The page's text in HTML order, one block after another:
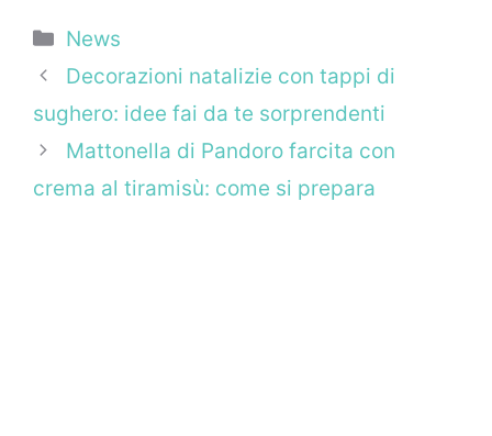
Categorie
News
Decorazioni natalizie con tappi di
sughero: idee fai da te sorprendenti
Mattonella di Pandoro farcita con
crema al tiramisù: come si prepara